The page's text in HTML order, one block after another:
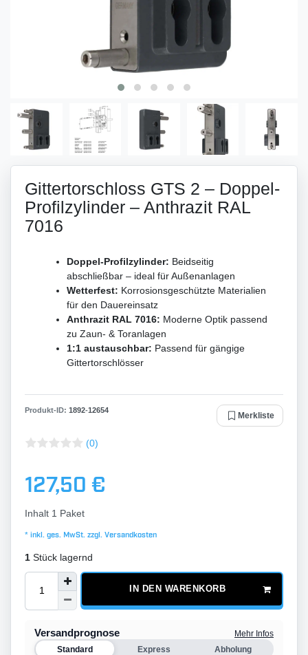
Gittertorschloss GTS 2 – Doppel-
Profilzylinder – Anthrazit RAL
7016
Doppel-Profilzylinder: Beidseitig
abschließbar – ideal für Außenanlagen
Wetterfest: Korrosionsgeschützte Materialien
für den Dauereinsatz
Anthrazit RAL 7016: Moderne Optik passend
zu Zaun- & Toranlagen
1:1 austauschbar: Passend für gängige
Gittertorschlösser
Produkt-ID: 1892-12654
Merkliste
(0)
127,50 €
Inhalt 1 Paket
* inkl. ges. MwSt. zzgl. Versandkosten
1 Stück lagernd
IN DEN WARENKORB
Versandprognose
Mehr Infos
Standard
Express Abholung